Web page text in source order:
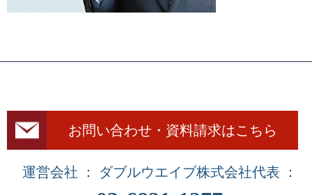
お問い合わせ・資料請求はこちら
運営会社 ： ダブルウエイブ株式会社代表 ：